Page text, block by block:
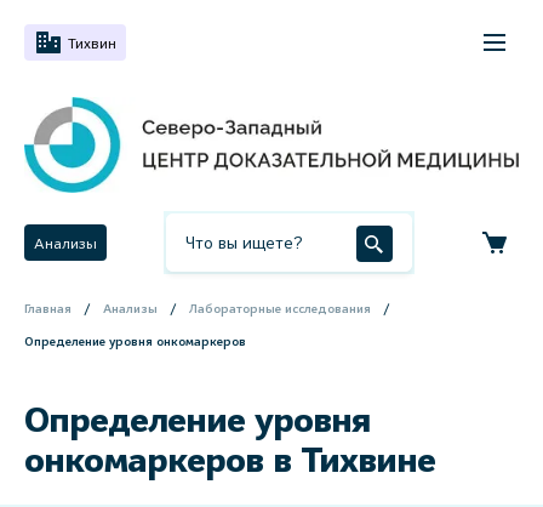
Тихвин
Анализы
Главная Анализы Лабораторные исследования
Определение уровня онкомаркеров
Определение уровня
онкомаркеров в Тихвине